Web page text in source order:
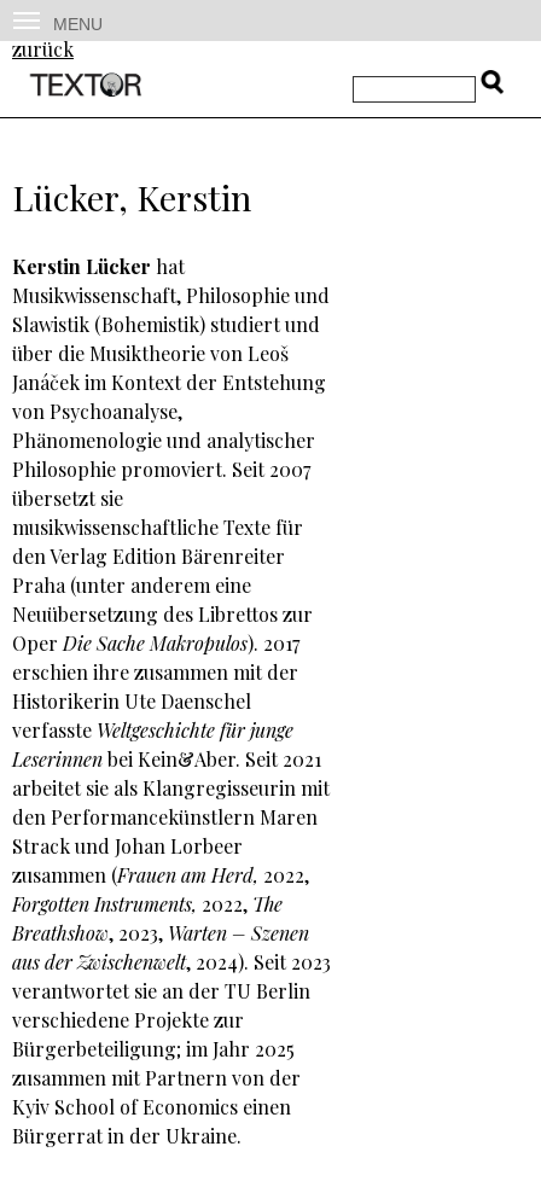
MENU
zurück
Lücker, Kerstin
Kerstin Lücker hat
Musikwissenschaft, Philosophie und
Slawistik (Bohemistik) studiert und
über die Musiktheorie von Leoš
Janáček im Kontext der Entstehung
von Psychoanalyse,
Phänomenologie und analytischer
Philosophie promoviert. Seit 2007
übersetzt sie
musikwissenschaftliche Texte für
den Verlag Edition Bärenreiter
Praha (unter anderem eine
Neuübersetzung des Librettos zur
Oper Die Sache Makropulos). 2017
erschien ihre zusammen mit der
Historikerin Ute Daenschel
verfasste Weltgeschichte für junge
Leserinnenbei Kein&Aber. Seit 2021
arbeitet sie als Klangregisseurin mit
den Performancekünstlern Maren
Strack und Johan Lorbeer
zusammen (Frauen am Herd, 2022,
Forgotten Instruments, 2022, The
Breathshow, 2023, Warten – Szenen
aus der Zwischenwelt, 2024). Seit 2023
verantwortet sie an der TU Berlin
verschiedene Projekte zur
Bürgerbeteiligung; im Jahr 2025
zusammen mit Partnern von der
Kyiv School of Economics einen
Bürgerrat in der Ukraine.